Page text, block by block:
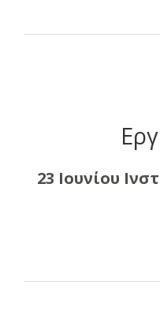
23 Ιουνίου